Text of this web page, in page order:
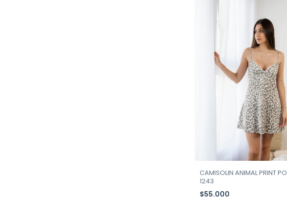
CAMISOLIN ANIMAL PRINT
1243
$55.000